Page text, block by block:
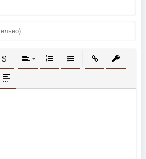
ВЫРАВНИВАНИЕ
НУМЕРОВАННЫЙ СПИСОК
МАРКИРОВАННЫЙ
ВСТАВИТЬ
ТЕКСТА
ЦИТАТЫСПОЙЛЕРА